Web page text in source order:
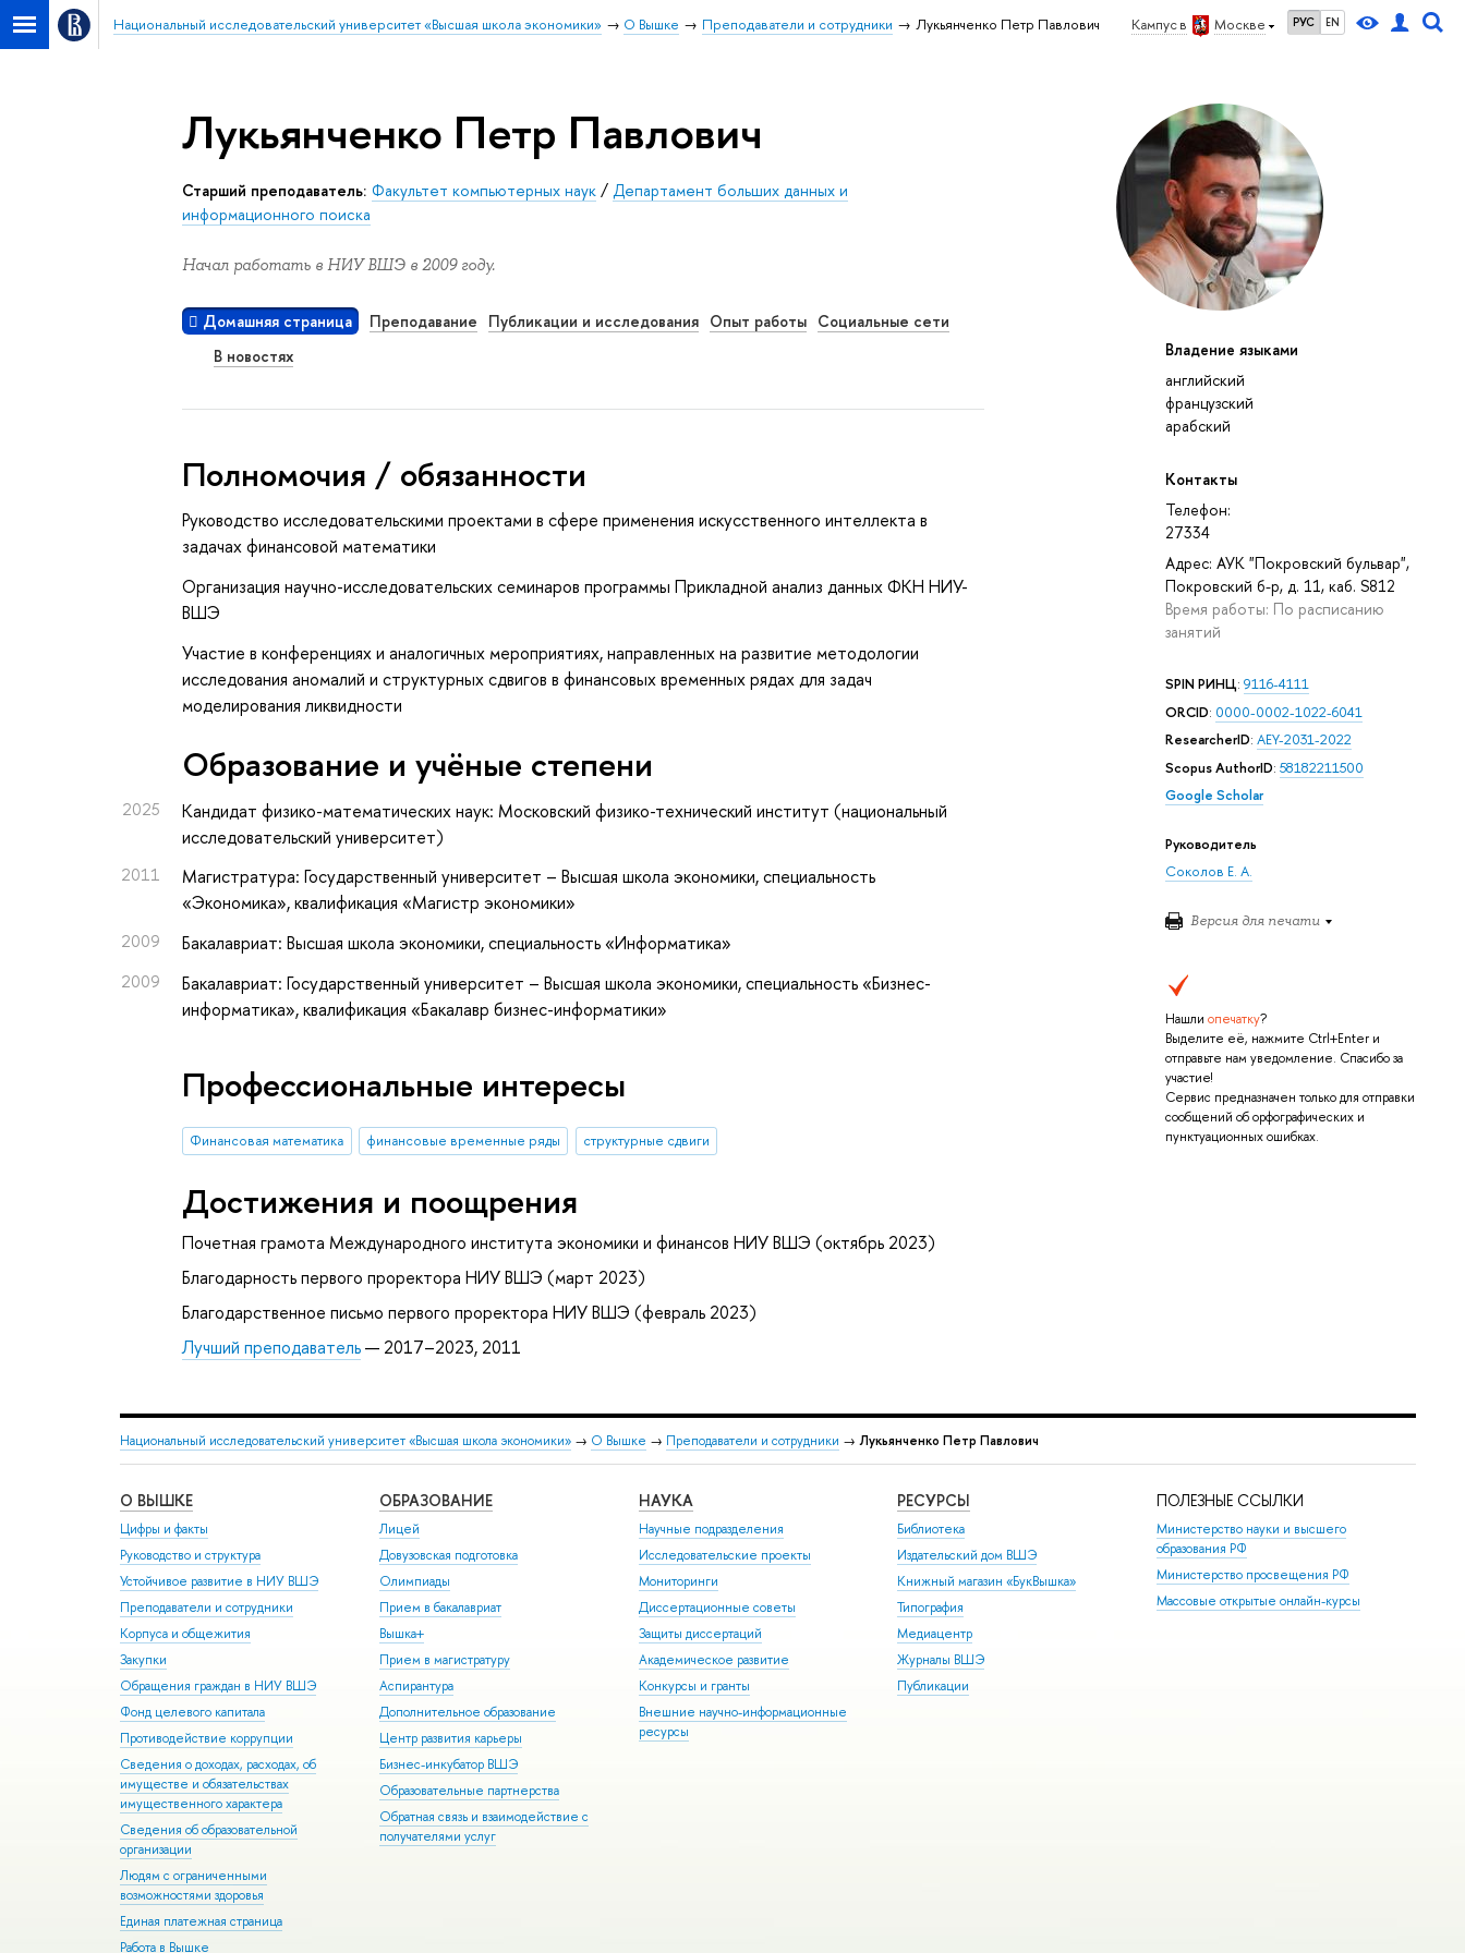
Кампус в Москве РУС EN
Национальный исследовательский университет «Высшая школа экономики» О Вышке Преподаватели и сотрудники Лукьянченко Петр Павлович
Владение языками
английский
французский
арабский
Контакты
Телефон:
27334
Адрес: АУК "Покровский бульвар",
Покровский б-р, д. 11, каб. S812
Время работы: По расписанию
занятий
SPIN РИНЦ: 9116-4111
ORCID: 0000-0002-1022-6041
ResearcherID: AEY-2031-2022
Scopus AuthorID: 58182211500
Google Scholar
Руководитель
Соколов Е. А.
Версия для печати
Нашли опечатку?
Выделите её, нажмите Ctrl+Enter и
отправьте нам уведомление. Спасибо за
участие!
Сервис предназначен только для отправки
сообщений об орфографических и
пунктуационных ошибках.
Лукьянченко Петр Павлович
Старший преподаватель: Факультет компьютерных наук / Департамент больших данных и
информационного поиска
Начал работать в НИУ ВШЭ в 2009 году.
Домашняя страница Преподавание Публикации и исследования Опыт работы Социальные сети
В новостях
Полномочия / обязанности
Руководство исследовательскими проектами в сфере применения искусственного интеллекта в
задачах финансовой математики
Организация научно-исследовательских семинаров программы Прикладной анализ данных ФКН НИУ-
ВШЭ
Участие в конференциях и аналогичных мероприятиях, направленных на развитие методологии
исследования аномалий и структурных сдвигов в финансовых временных рядах для задач
моделирования ликвидности
Oбразование и учёные степени
2025
Кандидат физико-математических наук: Московский физико-технический институт (национальный
исследовательский университет)
2011
Магистратура: Государственный университет – Высшая школа экономики, специальность
«Экономика», квалификация «Магистр экономики»
2009 Бакалавриат: Высшая школа экономики, специальность «Информатика»
2009
Бакалавриат: Государственный университет – Высшая школа экономики, специальность «Бизнес-
информатика», квалификация «Бакалавр бизнес-информатики»
Профессиональные интересы
Финансовая математика финансовые временные ряды структурные сдвиги
Достижения и поощрения
Почетная грамота Международного института экономики и финансов НИУ ВШЭ (октябрь 2023)
Благодарность первого проректора НИУ ВШЭ (март 2023)
Благодарственное письмо первого проректора НИУ ВШЭ (февраль 2023)
Лучший преподаватель— 2017–2023, 2011
Национальный исследовательский университет «Высшая школа экономики» → О Вышке → Преподаватели и сотрудники → Лукьянченко Петр Павлович
О ВЫШКЕ
Цифры и факты
Руководство и структура
Устойчивое развитие в НИУ ВШЭ
Преподаватели и сотрудники
Корпуса и общежития
Закупки
Обращения граждан в НИУ ВШЭ
Фонд целевого капитала
Противодействие коррупции
Сведения о доходах, расходах, об
имуществе и обязательствах
имущественного характера
Сведения об образовательной
организации
Людям с ограниченными
возможностями здоровья
Единая платежная страница
Работа в Вышке
ОБРАЗОВАНИЕ
Лицей
Довузовская подготовка
Олимпиады
Прием в бакалавриат
Вышка+
Прием в магистратуру
Аспирантура
Дополнительное образование
Центр развития карьеры
Бизнес-инкубатор ВШЭ
Образовательные партнерства
Обратная связь и взаимодействие с
получателями услуг
НАУКА
Научные подразделения
Исследовательские проекты
Мониторинги
Диссертационные советы
Защиты диссертаций
Академическое развитие
Конкурсы и гранты
Внешние научно-информационные
ресурсы
РЕСУРСЫ
Библиотека
Издательский дом ВШЭ
Книжный магазин «БукВышка»
Типография
Медиацентр
Журналы ВШЭ
Публикации
ПОЛЕЗНЫЕ ССЫЛКИ
Министерство науки и высшего
образования РФ
Министерство просвещения РФ
Массовые открытые онлайн-курсы